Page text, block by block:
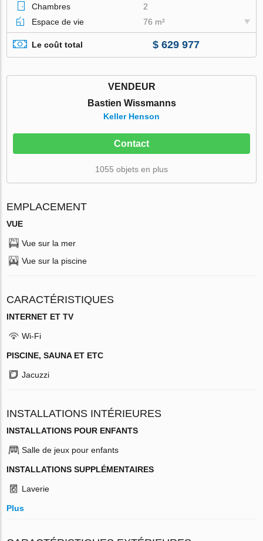
Chambres
2
Espace de vie
76 m²
Le coût total $ 629 977
VENDEUR
Bastien Wissmanns
Keller Henson
Contact
1055 objets en plus
EMPLACEMENT
VUE
Vue sur la mer
Vue sur la piscine
CARACTÉRISTIQUES
INTERNET ET TV
Wi-Fi
PISCINE, SAUNA ET ETC
Jacuzzi
INSTALLATIONS INTÉRIEURES
INSTALLATIONS POUR ENFANTS
Salle de jeux pour enfants
INSTALLATIONS SUPPLÉMENTAIRES
Laverie
Plus